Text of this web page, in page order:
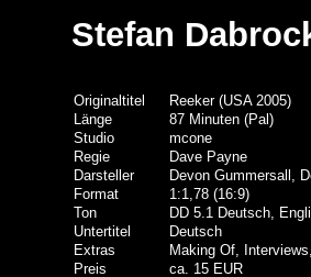
Stefan
Originaltitel
Reeker (USA 2005)
Länge
87 Minuten (Pal)
Studio
mcone
Regie
Dave Payne
Darsteller
Devon Gummersall,
Format
1:1,78 (16:9)
Ton
DD 5.1 Deutsch,
Untertitel
Deutsch
Extras
Making Of,
Preis
ca. 15 EUR